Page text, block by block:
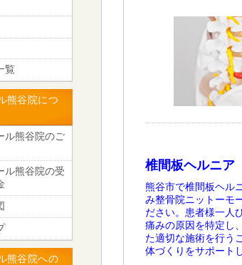
椎間板ヘルニア
熊谷市で椎間板ヘル
み整骨院ニットーモ
ださい。患者様一人
痛みの原因を特定し
た適切な施術を行う
体づくりをサポート
覧
熊谷院につ
ル熊谷院のご
ル熊谷院の受
熊谷院への